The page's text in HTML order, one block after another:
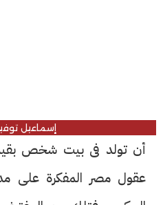
إسماعيل
أن تولد فى بيت شخص
عقول مصر المفكرة على